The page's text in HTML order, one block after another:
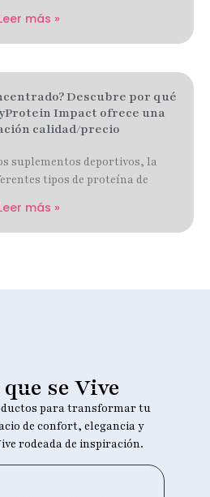
más »
Descubre por qué
Impact ofrece una
calidad/precio
suplementos deportivos, la
tipos de proteína de
más »
se Vive
para transformar tu
de confort, elegancia y
rodeada de inspiración.